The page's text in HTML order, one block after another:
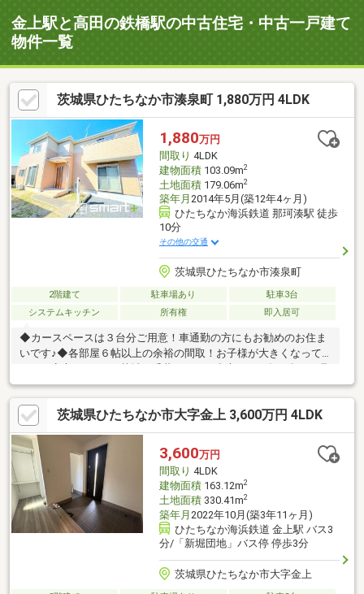
金上駅と高田の鉄橋駅の中古住宅・中古一戸建て
物件一覧
茨城県ひたちなか市湊泉町 1,880万円 4LDK
1,880万円
間取り 4LDK
建物面積103.09m2
土地面積179.06m2
築年月 2014年5月(築12年4ヶ月)
ひたちなか海浜鉄道 那珂湊駅 徒歩
10分
その他の交通
茨城県ひたちなか市湊泉町
2階建て 駐車場あり
駐車3台
システムキッチン
所有権 即入居可
◆カースペースは３台分ご用意！車通勤の方にもお勧めのお住ま
いです♪◆各部屋６帖以上の余裕の間取！お子様が大きくなって
扱い物件／◆スマートプラスでは幅広いエリアで豊富な物件をご
紹介可能♪◆お客様のご希望に沿うお住まいも弊社ならきっと見
つかります！＼住宅ローンならお任せください！最適な金融機関
をご紹介いたします♪／◆借入がある・転職したて・過去に金融
事故があった・他社様でダメだった・・・◆スマートプラスにぜ
ひ一度ご相談ください！通過実績多数ございます♪
茨城県ひたちなか市大字金上 3,600万円 4LDK
3,600万円
間取り 4LDK
建物面積163.12m2
土地面積330.41m2
築年月 2022年10月(築3年11ヶ月)
ひたちなか海浜鉄道 金上駅 バス3
分/「新堀団地」バス停 停歩3分
茨城県ひたちなか市大字金上